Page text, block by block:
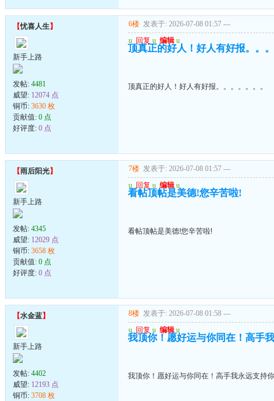
【忧喜人生】
新手上路
发帖: 4481
威望: 12074 点
铜币: 3630 枚
贡献值: 0 点
好评度: 0 点
6楼 发表于: 2026-07-08 01:57 ---
u 回复 u 编辑 u
顶真正的好人！好人有好报。。
顶真正的好人！好人有好报。。。。。。。
【雨后阳光】
新手上路
发帖: 4345
威望: 12029 点
铜币: 3658 枚
贡献值: 0 点
好评度: 0 点
7楼 发表于: 2026-07-08 01:57 ---
u 回复 u 编辑 u
看帖顶帖是美德!您辛苦啦!
看帖顶帖是美德!您辛苦啦!
【水金蓝】
新手上路
发帖: 4402
威望: 12193 点
铜币: 3708 枚
8楼 发表于: 2026-07-08 01:58 ---
u 回复 u 编辑 u
我顶你！愿好运与你同在！高手
我顶你！愿好运与你同在！高手我永远支持